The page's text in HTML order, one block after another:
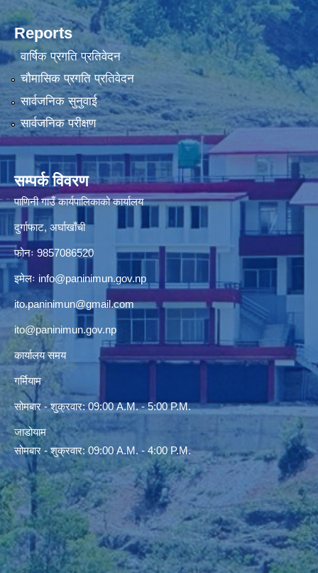
Reports
वार्षिक प्रगति प्रतिवेदन
चौमासिक प्रगति प्रतिवेदन
सार्वजनिक सुनुवाई
सार्वजनिक परीक्षण
सम्पर्क विवरण
पाणिनी गाउँ कार्यपालिकाको कार्यालय
दुर्गाफाट, अर्घाखाँची
फोनः 9857086520
इमेलः info@paninimun.gov.np
ito.paninimun@gmail.com
ito@paninimun.gov.np
कार्यालय समय
गर्मियाम
सोमबार - शुक्रवार: 09:00 A.M. - 5:00 P.M.
जाडोयाम
सोमबार - शुक्रवार: 09:00 A.M. - 4:00 P.M.